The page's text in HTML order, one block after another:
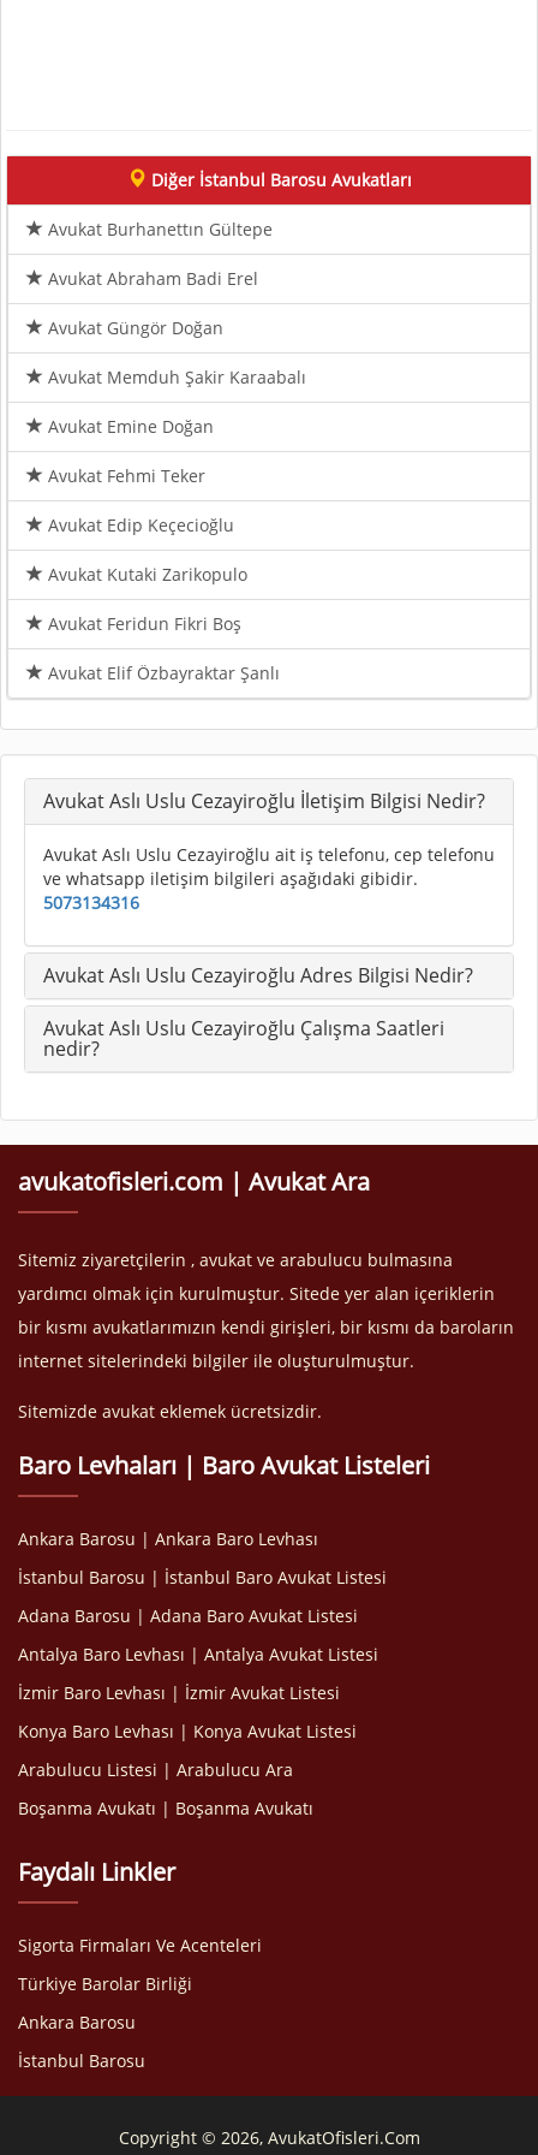
Diğer İstanbul Barosu Avukatları
Avukat Burhanettın Gültepe
Avukat Abraham Badi Erel
Avukat Güngör Doğan
Avukat Memduh Şakir Karaabalı
Avukat Emine Doğan
Avukat Fehmi Teker
Avukat Edip Keçecioğlu
Avukat Kutaki Zarikopulo
Avukat Feridun Fikri Boş
Avukat Elif Özbayraktar Şanlı
Avukat Aslı Uslu Cezayiroğlu İletişim Bilgisi Nedir?
Avukat Aslı Uslu Cezayiroğlu ait iş telefonu, cep telefonu
ve whatsapp iletişim bilgileri aşağıdaki gibidir.
5073134316
Avukat Aslı Uslu Cezayiroğlu Adres Bilgisi Nedir?
Avukat Aslı Uslu Cezayiroğlu Çalışma Saatleri
nedir?
avukatofisleri.com | Avukat Ara
Sitemiz ziyaretçilerin , avukat ve arabulucu bulmasına
yardımcı olmak için kurulmuştur. Sitede yer alan içeriklerin
bir kısmı avukatlarımızın kendi girişleri, bir kısmı da baroların
internet sitelerindeki bilgiler ile oluşturulmuştur.
Sitemizde avukat eklemek ücretsizdir.
Baro Levhaları | Baro Avukat Listeleri
Ankara Barosu | Ankara Baro Levhası
İstanbul Barosu | İstanbul Baro Avukat Listesi
Adana Barosu | Adana Baro Avukat Listesi
Antalya Baro Levhası | Antalya Avukat Listesi
İzmir Baro Levhası | İzmir Avukat Listesi
Konya Baro Levhası | Konya Avukat Listesi
Arabulucu Listesi | Arabulucu Ara
Boşanma Avukatı | Boşanma Avukatı
Faydalı Linkler
Sigorta Firmaları Ve Acenteleri
Türkiye Barolar Birliği
Ankara Barosu
İstanbul Barosu
Copyright © 2026, AvukatOfisleri.Com